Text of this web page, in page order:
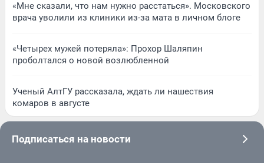
«Мне сказали, что нам нужно расстаться». Московского
врача уволили из клиники из-за мата в личном блоге
«Четырех мужей потеряла»: Прохор Шаляпин
проболтался о новой возлюбленной
Ученый АлтГУ рассказала, ждать ли нашествия
комаров в августе
Подписаться на новости